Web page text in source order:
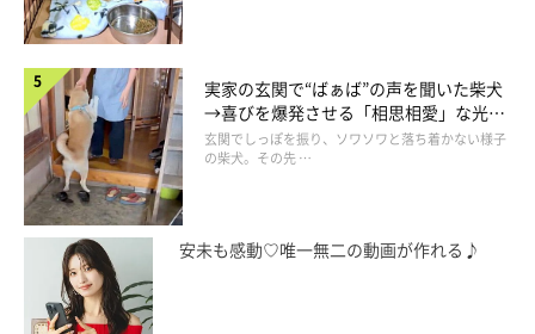
きたのは、今回が初めてだったそうです。
この2つのおもちゃは、エルちゃんがとくに気に入って遊んでい
るもの。「これでママも喜ぶ」と思ったのかもしれないと、飼い
主さんは話します。
飼い主さん：
「『大丈夫？ 元気出して！ これ貸してあげるからってことな
のかな？』っていろいろ考えたら、今度はそっちに泣けてきちゃ
いましたね（笑）」
実家の玄関で“ばぁば”の声を聞いた柴犬
→喜びを爆発させる「相思相愛」な光景
にほっこり
玄関でしっぽを振り、ソワソワと落ち着かない様子
の柴犬。その先 …
安未も感動♡唯一無二の動画が作れる♪